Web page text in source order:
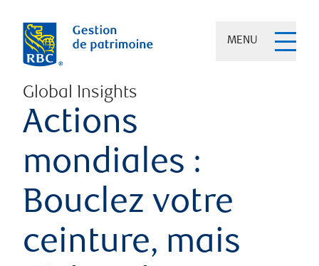
MENU
Global Insights
Actions
mondiales :
Bouclez votre
ceinture, mais